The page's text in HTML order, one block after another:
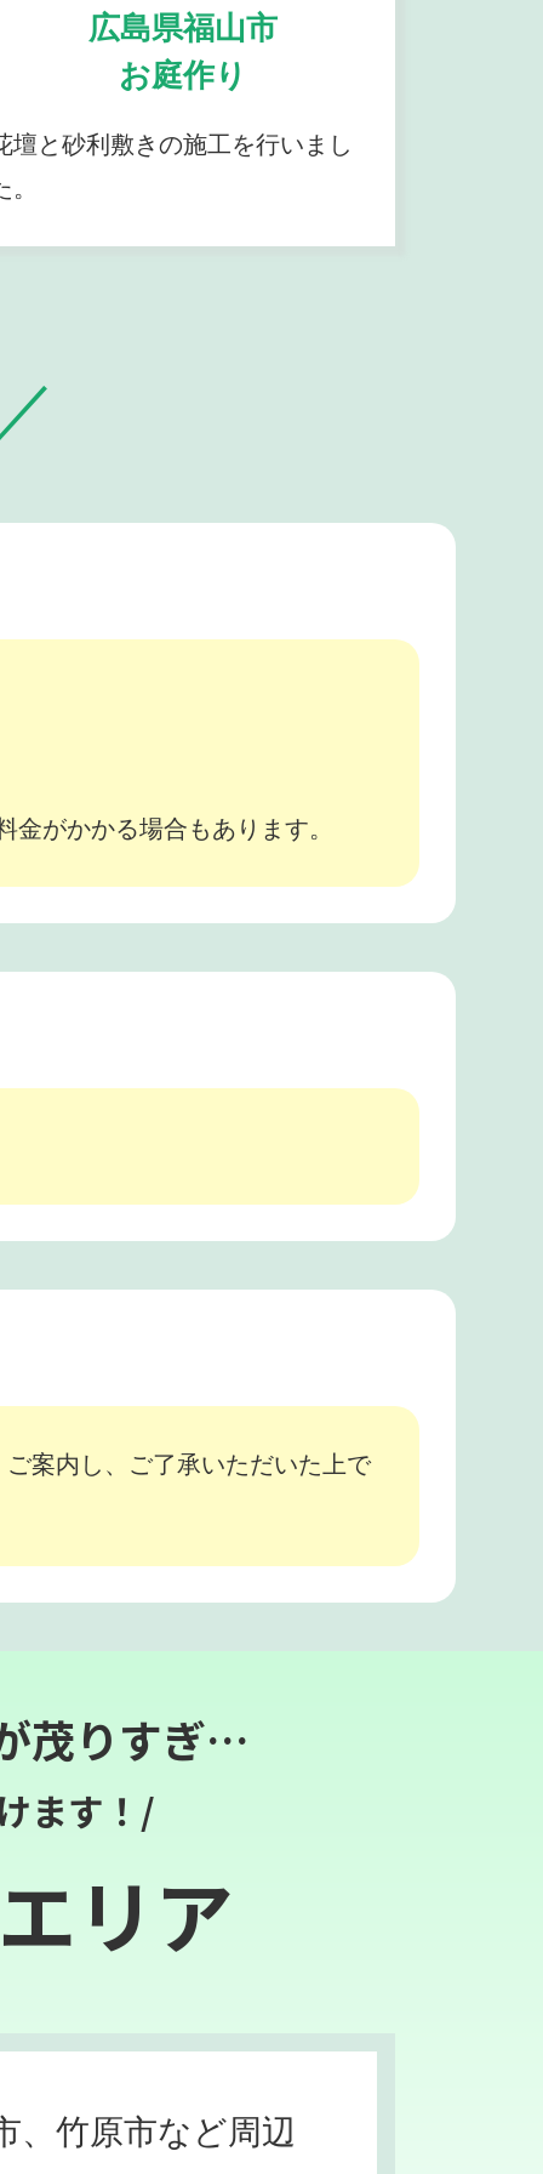
広島県福山市
お庭作り
壇と砂利敷きの施工を行いまし
がかかる場合もあります。
案内し、ご了承いただいた上で
茂りすぎ…
ます！/
リア
、竹原市など周辺